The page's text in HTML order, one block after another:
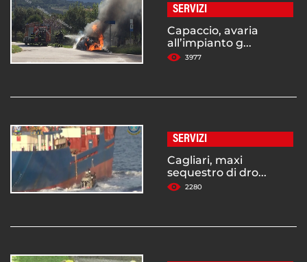
SERVIZI
Capaccio, avaria
all’impianto g...
3977
SERVIZI
Cagliari, maxi
sequestro di dro...
2280